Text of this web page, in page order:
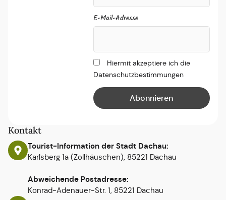
Kontakt
Tourist-Information der Stadt Dachau:
Karlsberg 1a (Zollhäuschen), 85221 Dachau
Abweichende Postadresse:
Konrad-Adenauer-Str. 1, 85221 Dachau
E-Mail-Adresse
Hiermit akzeptiere ich die
Datenschutzbestimmungen